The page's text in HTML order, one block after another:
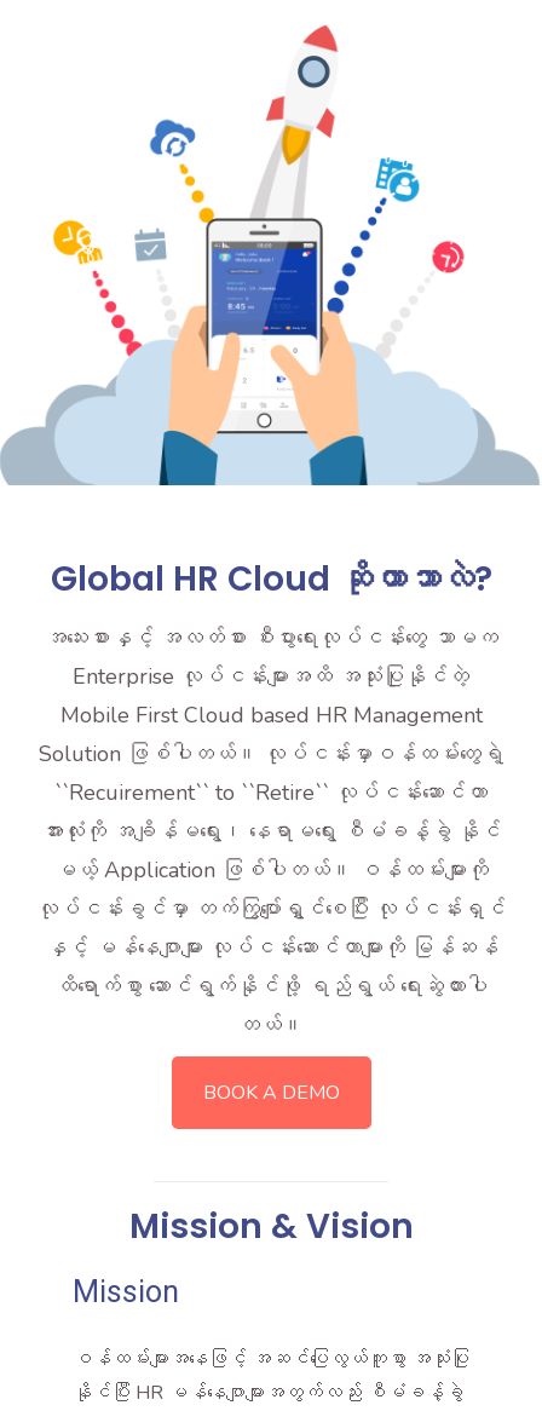
Global HR Cloud ဆိုတာဘာလဲ?
အသေးစားနှင့် အလတ်စား စီးပွားရေးလုပ်ငန်းတွေ သာမက
Enterprise လုပ်ငန်းများအထိ အသုံးပြုနိုင်တဲ့
Mobile First Cloud based HR Management
Solution ဖြစ်ပါတယ်။ လုပ်ငန်းမှာဝန်ထမ်းတွေရဲ့
``Recuirement`` to ``Retire`` လုပ်ငန်းဆောင်တာ
အားလုံးကို အချိန်မရွေး၊ နေရာမရွေး စီမံခန့်ခွဲ နိုင်
မယ့် Application ဖြစ်ပါတယ်။ ဝန်ထမ်းများကို
လုပ်ငန်းခွင်မှာ တက်ကြွပျော်ရွှင်စေပြီး လုပ်ငန်းရှင်
နှင့် မန်နေဂျာများ လုပ်ငန်းဆောင်တာများကို မြန်ဆန်
ထိရောက်စွာ ဆောင်ရွက်နိုင်ဖို့ ရည်ရွယ် ရေးဆွဲထားပါ
တယ်။
BOOK A DEMO
Mission & Vision
Mission
ဝန်ထမ်းများအနေဖြင့် အဆင်ပြေလွယ်ကူစွာ အသုံးပြု
နိုင်ပြီး HR မန်နေဂျာများအတွက်လည်း စီမံခန့်ခွဲ